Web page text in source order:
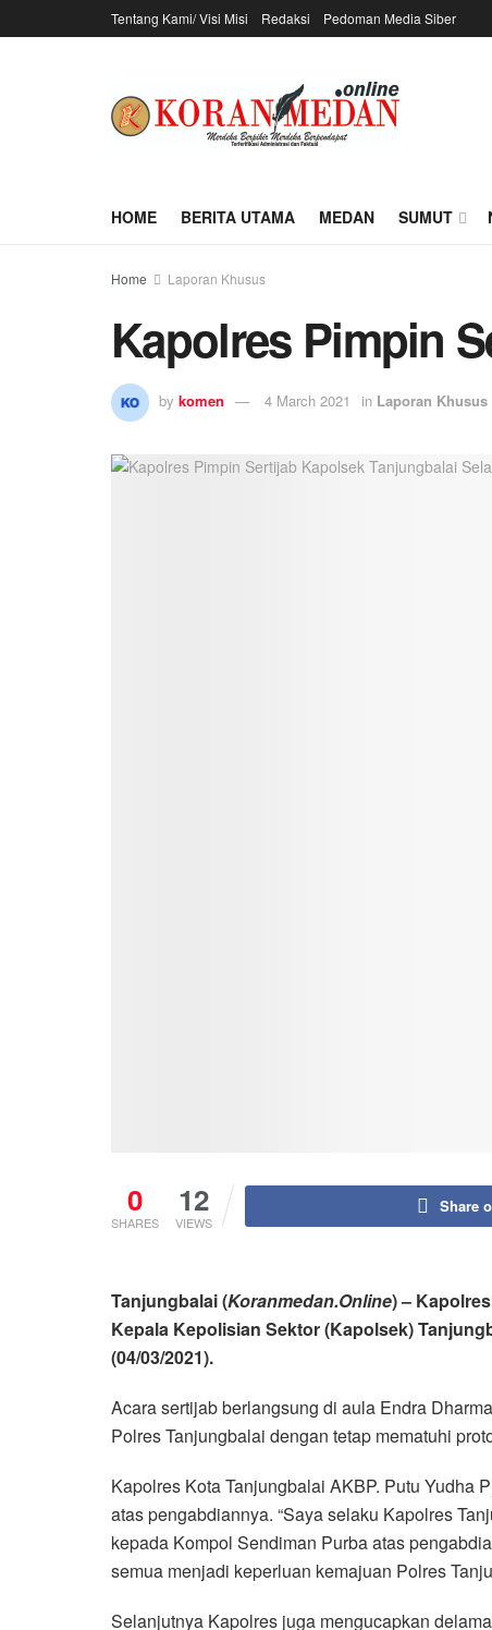
Tentang Kami/ Visi Misi Redaksi Pedoman Media Siber
HOME BERITA UTAMA MEDAN SUMUT
Home Laporan Khusus
Kapolres Pimpin
by komen 4 March 2021 in Laporan Khusus
0
SHARES
12
VIEWS
Share
Tanjungbalai (Koranmedan.Online) –
Kepala Kepolisian Sektor (Kapolsek)
(04/03/2021).
Acara sertijab berlangsung di aula Endra
Polres Tanjungbalai dengan tetap mematuhi
Kapolres Kota Tanjungbalai AKBP. Putu Yudha
atas pengabdiannya. “Saya selaku Kapolres
kepada Kompol Sendiman Purba atas
semua menjadi keperluan kemajuan Polres
Selanjutnya Kapolres juga mengucapkan